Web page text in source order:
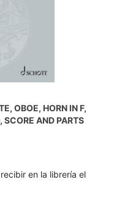
OBOE, HORN IN F,
AND PARTS
en la librería el